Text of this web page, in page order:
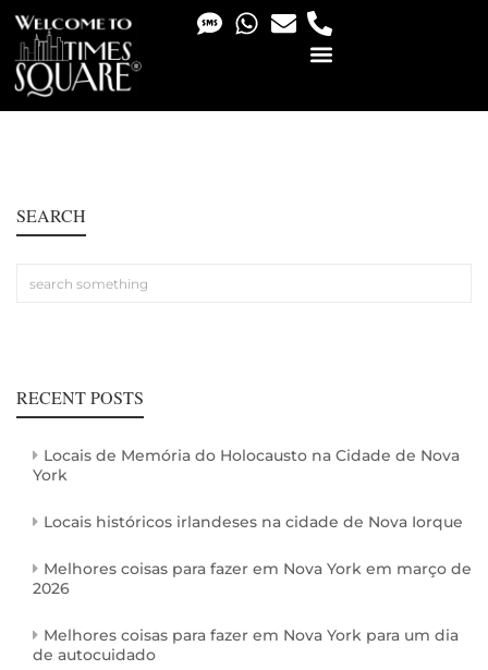
SEARCH
RECENT POSTS
Locais de Memória do Holocausto na Cidade de Nova
York
Locais históricos irlandeses na cidade de Nova Iorque
Melhores coisas para fazer em Nova York em março de
2026
Melhores coisas para fazer em Nova York para um dia
de autocuidado